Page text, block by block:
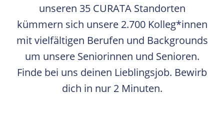
unseren 35 CURATA Standorten
kümmern sich unsere 2.700 Kolleg*innen
mit vielfältigen Berufen und Backgrounds
um unsere Seniorinnen und Senioren.
Finde bei uns deinen Lieblingsjob. Bewirb
dich in nur 2 Minuten.